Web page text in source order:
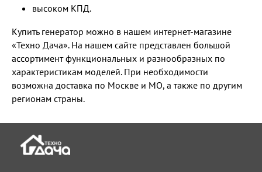
высоком КПД.
Купить генератор можно в нашем интернет-магазине
«Техно Дача». На нашем сайте представлен большой
ассортимент функциональных и разнообразных по
характеристикам моделей. При необходимости
возможна доставка по Москве и МО, а также по другим
регионам страны.